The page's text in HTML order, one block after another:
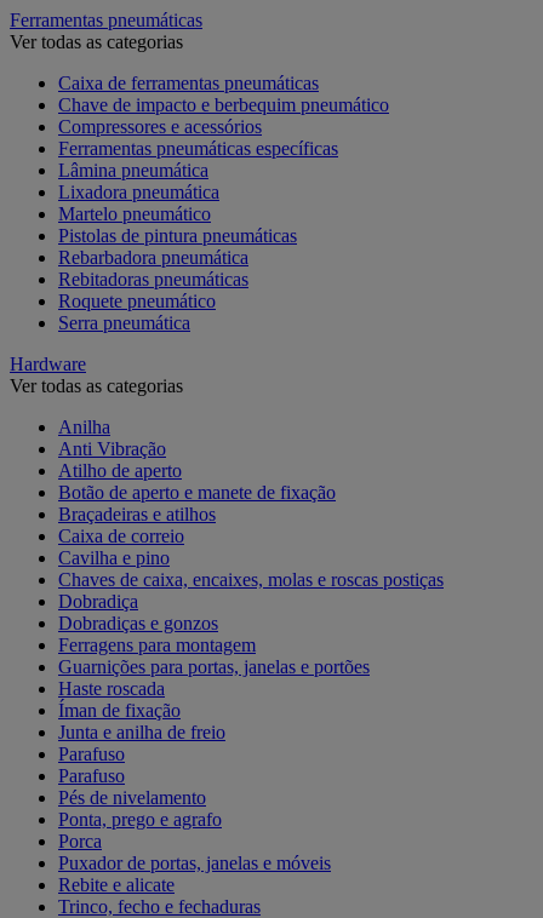
Ferramentas pneumáticas
Ver todas as categorias
Caixa de ferramentas pneumáticas
Chave de impacto e berbequim pneumático
Compressores e acessórios
Ferramentas pneumáticas específicas
Lâmina pneumática
Lixadora pneumática
Martelo pneumático
Pistolas de pintura pneumáticas
Rebarbadora pneumática
Rebitadoras pneumáticas
Roquete pneumático
Serra pneumática
Hardware
Ver todas as categorias
Anilha
Anti Vibração
Atilho de aperto
Botão de aperto e manete de fixação
Braçadeiras e atilhos
Caixa de correio
Cavilha e pino
Chaves de caixa, encaixes, molas e roscas postiças
Dobradiça
Dobradiças e gonzos
Ferragens para montagem
Guarnições para portas, janelas e portões
Haste roscada
Íman de fixação
Junta e anilha de freio
Parafuso
Parafuso
Pés de nivelamento
Ponta, prego e agrafo
Porca
Puxador de portas, janelas e móveis
Rebite e alicate
Trinco, fecho e fechaduras